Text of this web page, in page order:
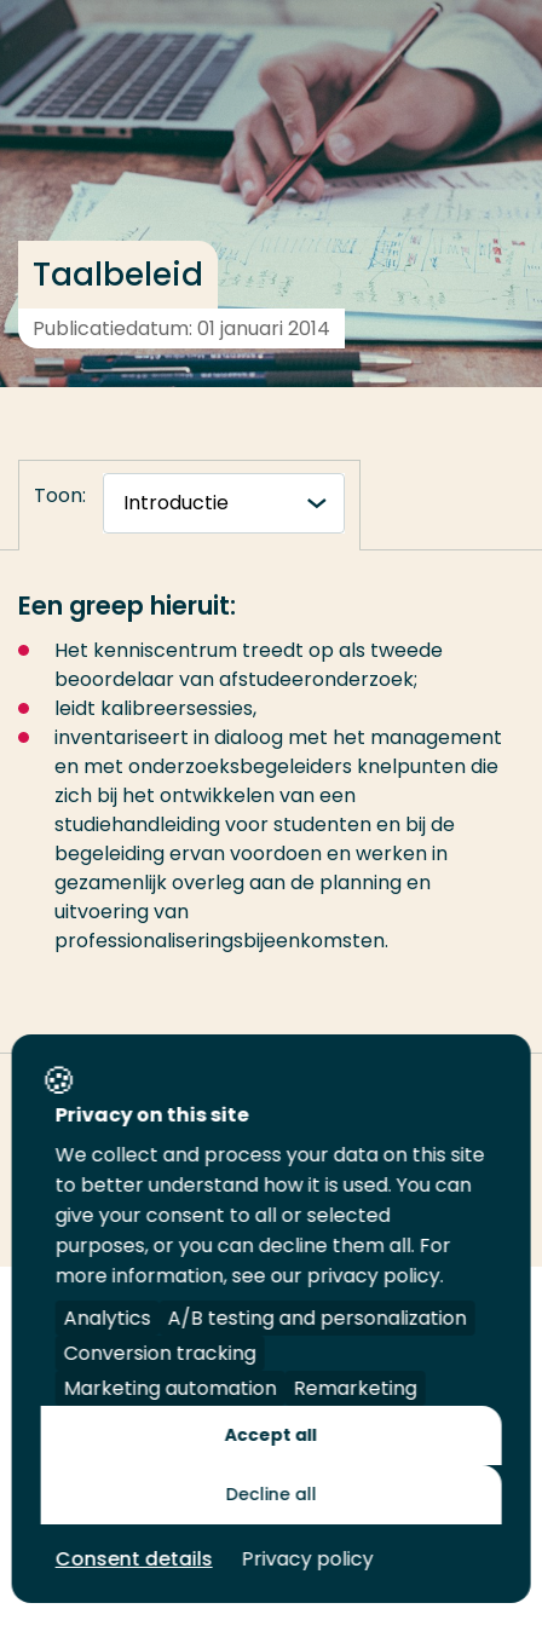
Ga direct naar de content
... > Introductie
Taalbeleid
Publicatiedatum: 01 januari 2014
Toon:
Een greep hieruit:
Het kenniscentrum treedt op als tweede
beoordelaar van afstudeeronderzoek;
leidt kalibreersessies,
inventariseert in dialoog met het management
en met onderzoeksbegeleiders knelpunten die
zich bij het ontwikkelen van een
studiehandleiding voor studenten en bij de
begeleiding ervan voordoen en werken in
gezamenlijk overleg aan de planning en
uitvoering van
professionaliseringsbijeenkomsten.
Deel deze pagina
Deel
LinkedIn
Deel
op
Twitter
Deel
op
Facebook
Email
deze
pagina
Print
deze
pagina
Volg
ons
op
LinkedIn
Volg
ons
op
Facebook
Volg
ons
op
YouTube
Volg
ons
op
Instagram
Juridisch Security A-Z Index
Contact
Toekomstmakers
Veel gezocht
Opleiding
Contact
Privacy on this site
We collect and process your data on this site
to better understand how it is used. You can
give your consent to all or selected
purposes, or you can decline them all. For
more information, see our privacy policy.
Analytics
A/B testing and personalization
Conversion tracking
Marketing automation
Remarketing
Accept all
Decline all
Consent details Privacy policy